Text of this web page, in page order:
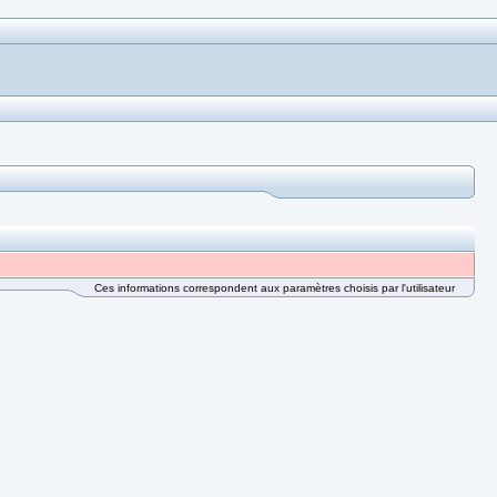
Ces informations correspondent aux paramètres choisis par l'utilisateur